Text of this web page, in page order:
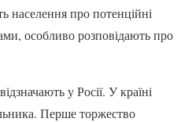
населення про потенційні
особливо розповідають про
у Росії. У країні
Перше торжество